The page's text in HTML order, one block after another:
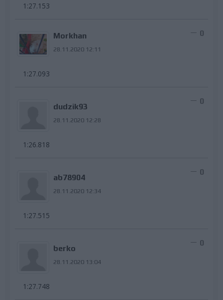
1:27.153
Morkhan
28.11.2020 12:11
0
1:27.093
dudzik93
28.11.2020 12:28
0
1:26.818
ab78904
28.11.2020 12:34
0
1:27.515
berko
28.11.2020 13:04
0
1:27.748